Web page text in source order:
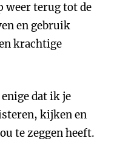
weer terug tot de
en gebruik
krachtige
dat ik je
kijken en
te zeggen heeft.